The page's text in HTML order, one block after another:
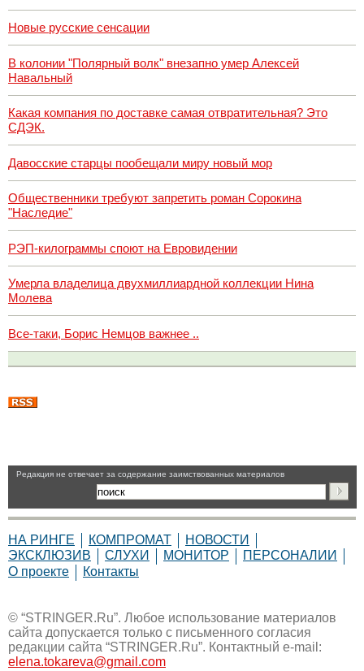
Новые русские сенсации
В колонии "Полярный волк" внезапно умер Алексей
Навальный
Какая компания по доставке самая отвратительная? Это
СДЭК.
Давосские старцы пообещали миру новый мор
Общественники требуют запретить роман Сорокина
"Наследие"
РЭП-килограммы споют на Евровидении
Умерла владелица двухмиллиардной коллекции Нина
Молева
Все-таки, Борис Немцов важнее ..
Pедакция не отвечает за содержание заимствованных материалов
НА РИНГЕ КОМПРОМАТ
НОВОСТИ
ЭКСКЛЮЗИВ
СЛУХИ МОНИТОР
ПЕРСОНАЛИИ
О проекте
Контакты
© “STRINGER.Ru”. Любое использование материалов
сайта допускается только с письменного согласия
редакции сайта “STRINGER.Ru”. Контактный e-mail:
elena.tokareva@gmail.com